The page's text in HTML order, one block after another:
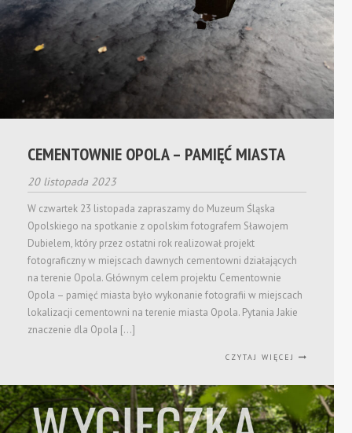
CEMENTOWNIE OPOLA – PAMIĘĆ MIASTA
20 listopada 2023
W czwartek 23 listopada zapraszamy do Muzeum Śląska
Opolskiego na spotkanie z opolskim fotografem Sławojem
Dubielem, który przez ostatni rok realizował projekt
fotograficzny w miejscach dawnych cementowni działających
na terenie Opola. Głównym celem projektu Cementownie
Opola – pamięć miasta było wykonanie fotografii w miejscach
lokalizacji cementowni na terenie miasta Opola. Pytania Jakie
znaczenie dla Opola […]
CZYTAJ WIĘCEJ